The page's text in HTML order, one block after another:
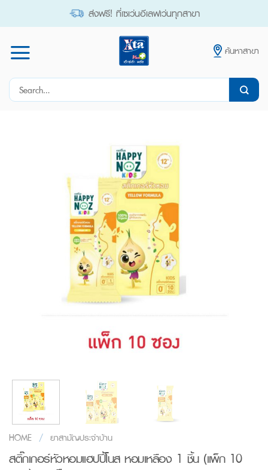
ส่งฟรี! ที่เซเว่นอีเลฟเว่นทุกสาขา
ค้นหาสาขา
Search
HOME / ยาสามัญประจำบ้าน
สติ๊กเกอร์หัวหอมแฮปปี้โนส หอมเหลือง 1 ชิ้น (แพ็ก 10